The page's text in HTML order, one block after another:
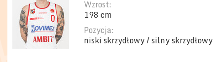
Wzrost:
198 cm
Pozycja:
niski skrzydłowy / silny skrzydłowy